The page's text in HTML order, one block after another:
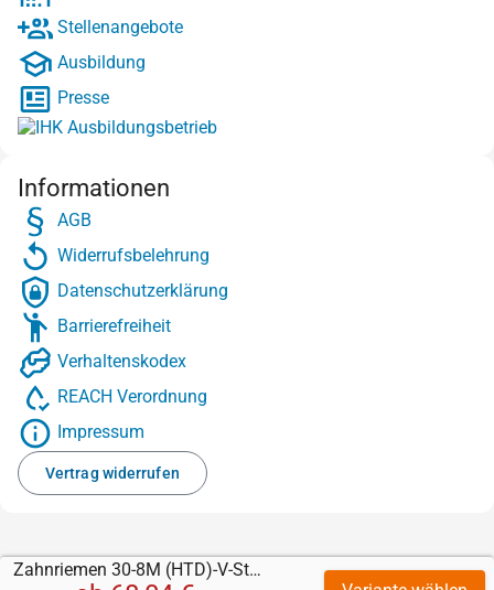
Zahnriemen 30-8M (HTD)-V-Stahl mit Supergrip Gummi schwarz
Stellenangebote
Ausbildung
Presse
Informationen
AGB
Widerrufsbelehrung
Datenschutzerklärung
Barrierefreiheit
Verhaltenskodex
REACH Verordnung
Impressum
Vertrag widerrufen